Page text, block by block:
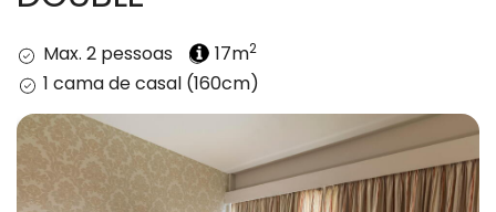
1 cama de casal (160cm)